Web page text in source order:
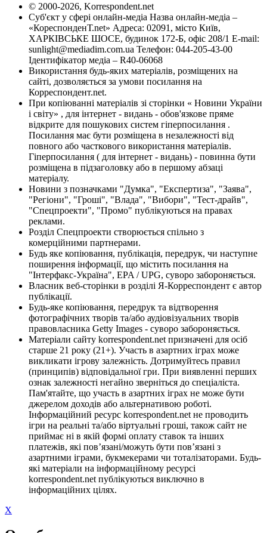
© 2000-2026, Korrespondent.net
Суб'єкт у сфері онлайн-медіа Назва онлайн-медіа –
«КореспонденТ.net» Адреса: 02091, місто Київ,
ХАРКІВСЬКЕ ШОСЕ, будинок 172-Б, офіс 208/1 E-mail:
sunlight@mediadim.com.ua Телефон: 044-205-43-00
Ідентифікатор медіа – R40-06068
Використання будь-яких матеріалів, розміщених на
сайті, дозволяється за умови посилання на
Корреспондент.net.
При копіюванні матеріалів зі сторінки « Новини України
і світу» , для інтернет - видань - обов'язкове пряме
відкрите для пошукових систем гіперпосилання .
Посилання має бути розміщена в незалежності від
повного або часткового використання матеріалів.
Гіперпосилання ( для інтернет - видань) - повинна бути
розміщена в підзаголовку або в першому абзаці
матеріалу.
Новини з позначками "Думка", "Експертиза", "Заява",
"Регіони", "Гроші", "Влада", "Вибори", "Тест-драйв",
"Спецпроекти", "Промо" публікуються на правах
реклами.
Розділ Спецпроекти створюється спільно з
комерційними партнерами.
Будь яке копіювання, публікація, передрук, чи наступне
поширення інформації, що містить посилання на
"Інтерфакс-Україна", EPA / UPG, суворо забороняється.
Власник веб-сторінки в розділі Я-Корреспондент є автор
публікації.
Будь-яке копіювання, передрук та відтворення
фотографічних творів та/або аудіовізуальних творів
правовласника Getty Images - суворо забороняється.
Матеріали сайту korrespondent.net призначені для осіб
старше 21 року (21+). Участь в азартних іграх може
викликати ігрову залежність. Дотримуйтесь правил
(принципів) відповідальної гри. При виявленні перших
ознак залежності негайно зверніться до спеціаліста.
Пам'ятайте, що участь в азартних іграх не може бути
джерелом доходів або альтернативою роботі.
Інформаційний ресурс korrespondent.net не проводить
ігри на реальні та/або віртуальні гроші, також сайт не
приймає ні в якій формі оплату ставок та інших
платежів, які пов’язані/можуть бути пов’язані з
азартними іграми, букмекерами чи тоталізаторами. Будь-
які матеріали на інформаційному ресурсі
korrespondent.net публікуються виключно в
інформаційних цілях.
X